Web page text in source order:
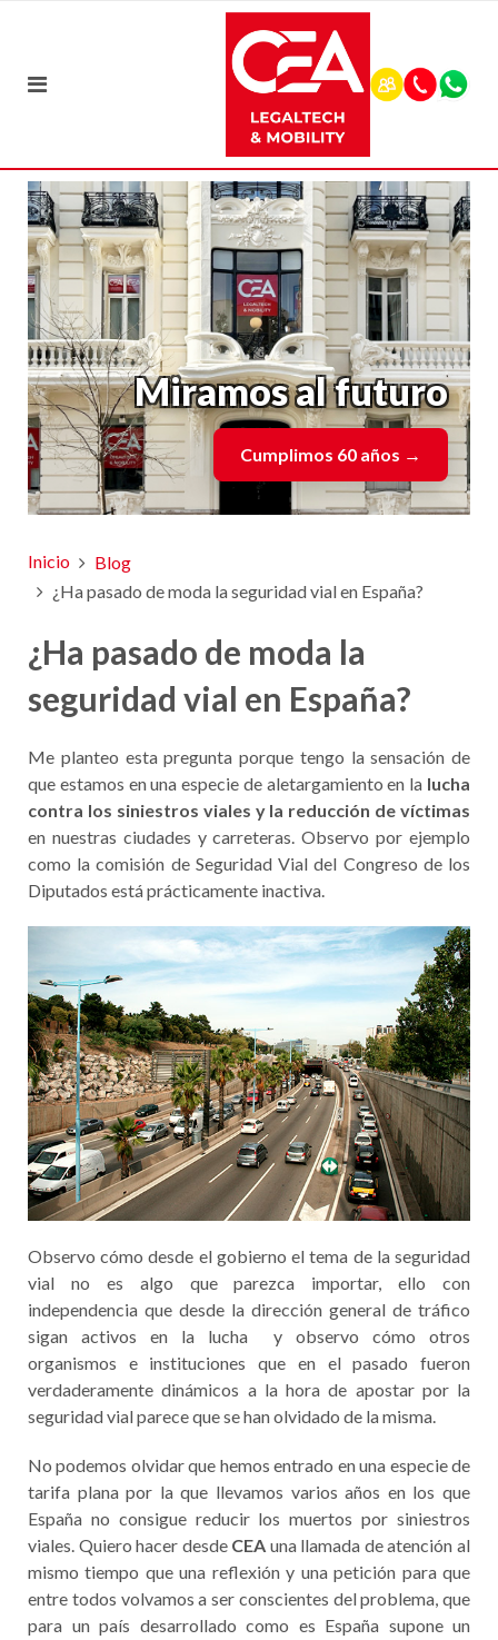
Miramos al futuro
Cumplimos 60 años →
Inicio
Blog
¿Ha pasado de moda la seguridad vial en España?
¿Ha pasado de moda la
seguridad vial en España?
Me planteo esta pregunta porque tengo la sensación de
que estamos en una especie de aletargamiento en la lucha
contra los siniestros viales y la reducción de víctimas
en nuestras ciudades y carreteras. Observo por ejemplo
como la comisión de Seguridad Vial del Congreso de los
Diputados está prácticamente inactiva.
Observo cómo desde el gobierno el tema de la seguridad
vial no es algo que parezca importar, ello con
independencia que desde la dirección general de tráfico
sigan activos en la lucha y observo cómo otros
organismos e instituciones que en el pasado fueron
verdaderamente dinámicos a la hora de apostar por la
seguridad vial parece que se han olvidado de la misma.
No podemos olvidar que hemos entrado en una especie de
tarifa plana por la que llevamos varios años en los que
España no consigue reducir los muertos por siniestros
viales. Quiero hacer desde CEA una llamada de atención al
mismo tiempo que una reflexión y una petición para que
entre todos volvamos a ser conscientes del problema, que
para un país desarrollado como es España supone un